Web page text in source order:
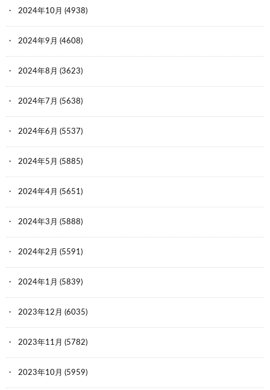
2024年10月 (4938)
2024年9月 (4608)
2024年8月 (3623)
2024年7月 (5638)
2024年6月 (5537)
2024年5月 (5885)
2024年4月 (5651)
2024年3月 (5888)
2024年2月 (5591)
2024年1月 (5839)
2023年12月 (6035)
2023年11月 (5782)
2023年10月 (5959)